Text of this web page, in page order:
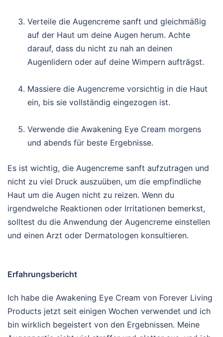
Verteile die Augencreme sanft und gleichmäßig
auf der Haut um deine Augen herum. Achte
darauf, dass du nicht zu nah an deinen
Augenlidern oder auf deine Wimpern aufträgst.
Massiere die Augencreme vorsichtig in die Haut
ein, bis sie vollständig eingezogen ist.
Verwende die Awakening Eye Cream morgens
und abends für beste Ergebnisse.
Es ist wichtig, die Augencreme sanft aufzutragen und
nicht zu viel Druck auszuüben, um die empfindliche
Haut um die Augen nicht zu reizen. Wenn du
irgendwelche Reaktionen oder Irritationen bemerkst,
solltest du die Anwendung der Augencreme einstellen
und einen Arzt oder Dermatologen konsultieren.
Erfahrungsbericht
Ich habe die Awakening Eye Cream von Forever Living
Products jetzt seit einigen Wochen verwendet und ich
bin wirklich begeistert von den Ergebnissen. Meine